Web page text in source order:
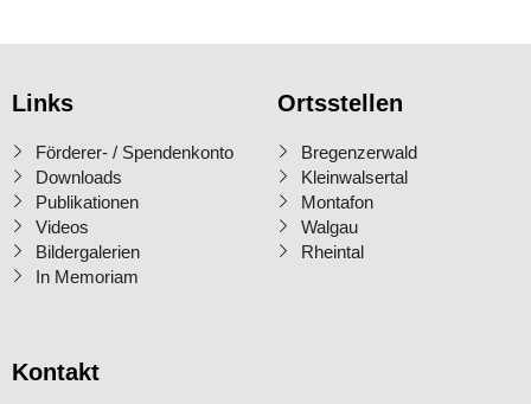
Links
Förderer- / Spendenkonto
Downloads
Publikationen
Videos
Bildergalerien
In Memoriam
Ortsstellen
Bregenzerwald
Kleinwalsertal
Montafon
Walgau
Rheintal
Kontakt